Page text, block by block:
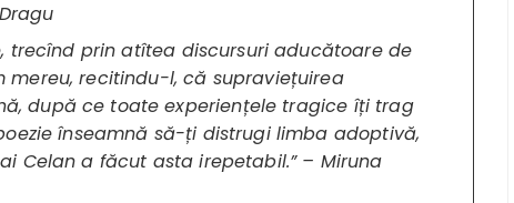
trecînd prin atîtea discursuri aducătoare de
mereu, recitindu-l, că supraviețuirea
după ce toate experiențele tragice îți trag
înseamnă să-ți distrugi limba adoptivă,
Celan a făcut asta irepetabil.” – Miruna